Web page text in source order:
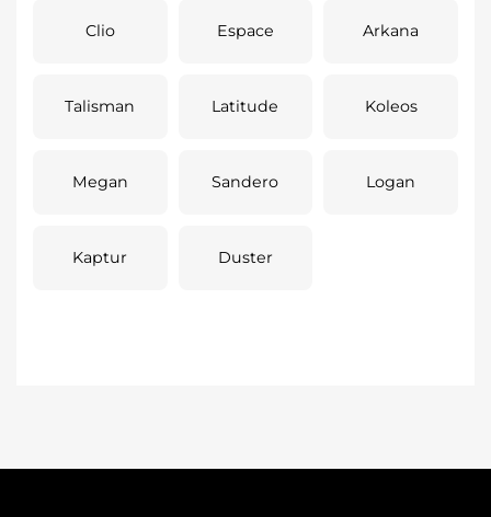
Clio Espace Arkana
Talisman Latitude Koleos
Megan Sandero Logan
Kaptur Duster